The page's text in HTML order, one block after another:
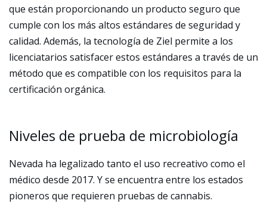
que están proporcionando un producto seguro que
cumple con los más altos estándares de seguridad y
calidad. Además, la tecnología de Ziel permite a los
licenciatarios satisfacer estos estándares a través de un
método que es compatible con los requisitos para la
certificación orgánica.
Niveles de prueba de microbiología
Nevada ha legalizado tanto el uso recreativo como el
médico desde 2017. Y se encuentra entre los estados
pioneros que requieren pruebas de cannabis.